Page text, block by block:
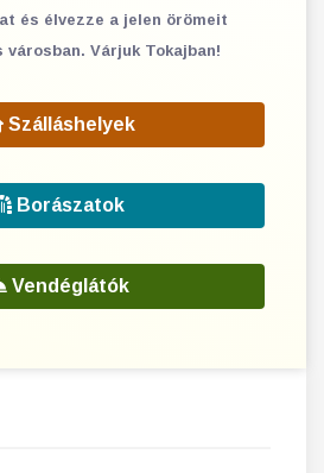
és élvezze a jelen örömeit
városban. Várjuk Tokajban!
Szálláshelyek
Borászatok
Vendéglátók